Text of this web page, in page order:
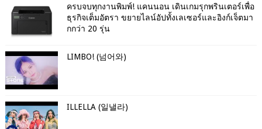
ครบจบทุกงานพิมพ์! แคนนอน เดินเกมรุกพรินเตอร์เพื่อ
ธุรกิจเต็มอัตรา ขยายไลน์อัปทั้งเลเซอร์และอิงก์เจ็ตมา
กกว่า 20 รุ่น
LIMBO! (넘어와)
ILLELLA (일낼라)